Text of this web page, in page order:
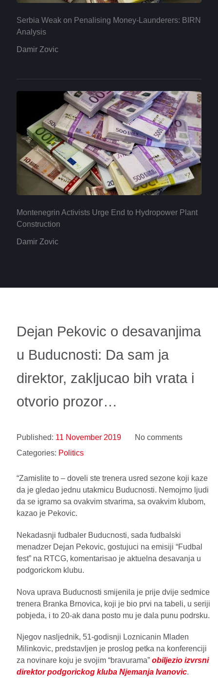
Serbia Weak on Penalising Money-Launderers: BIRN
Analysis
Damir Zovic
Montenegrin Activists Urge End to Hydropower Plant
Construction
Damir Zovic
Dejan Pekovic o desavanjima
u Buducnosti: Da sam ja
direktor, zakljucao bih vrata i
otvorio prozor…
Published: 11 November 2019
No comments
Categories: Politics
“Zamislite to – doveli ste trenera usred sezone koji kaze
da je gledao jednu utakmicu Buducnosti. Nemojmo ljudi
da se igramo sa ovakvim stvarima, sa ovakvim klubom,
kazao je Pekovic.
Nekadasnji fudbaler Buducnosti, sada fudbalski
menadzer Dejan Pekovic, gostujuci na emisiji “Fudbal
fest” na RTCG, komentarisao je aktuelna desavanja u
podgorickom klubu.
Nova uprava Buducnosti smijenila je prije dvije sedmice
trenera Branka Brnovica, koji je bio prvi na tabeli, u seriji
pobjeda, i to 20-ak dana posto mu je dala punu podrsku.
Njegov nasljednik, 51-godisnji Loznicanin Mladen
Milinkovic, predstavljen je proslog petka na konferenciji
za novinare koju je svojim “bravurama” obiljezio izvrsni
direktor podgorickog kluba Njemanja Ivanovic.